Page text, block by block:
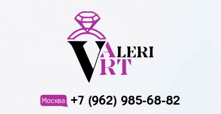
Москва +7 (962) 985-68-82